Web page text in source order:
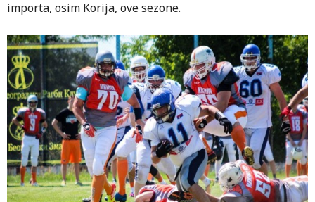
importa, osim Korija, ove sezone.